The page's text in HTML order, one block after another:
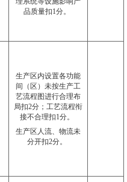
品质量扣1分。
生产区内设置各功能
间（区）未按生产工
艺流程图进行合理布
局扣2分；工艺流程衔
接不合理扣1分。
生产区人流、物流未
分开扣2分。